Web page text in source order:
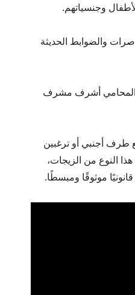
وجنسياتهم.
والضوابط الحديثة
المحامي أشرف مشرف
طرف أجنبي أو ترغبين
النوع من الزيجات،
موثوقًا ومبسطًا.